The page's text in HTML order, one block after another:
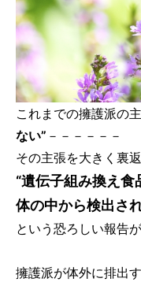
これまでの擁護派の
ない” －－－－－－
その主張を大きく裏
“遺伝子組み換え
体の中から検出さ
という恐ろしい報告が
擁護派が体外に排出